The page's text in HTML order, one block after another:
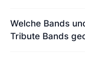
Welche Bands
Tribute Bands